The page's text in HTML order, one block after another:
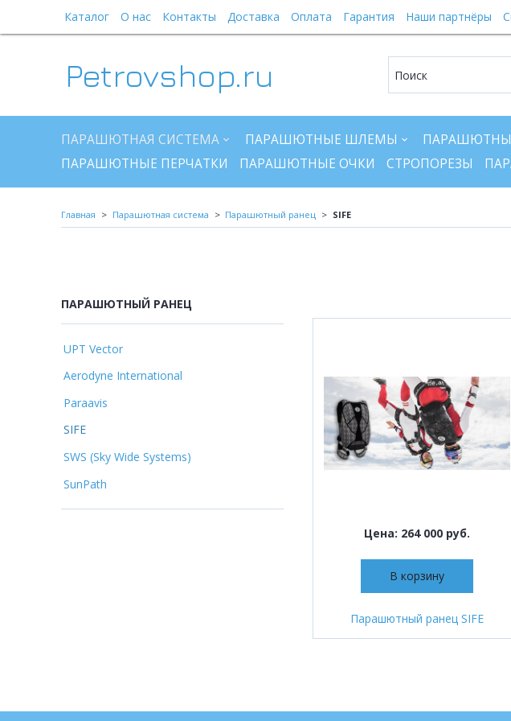
Каталог О нас Контакты Доставка Оплата Гарантия Наши партнёры
Petrovshop.ru
ПАРАШЮТНАЯ СИСТЕМА ПАРАШЮТНЫЕ ШЛЕМЫ
ПАРАШЮТНЫЕ ПЕРЧАТКИ
ПАРАШЮТНЫЕ ОЧКИ СТРОПОРЕЗЫ
Главная Парашютная система Парашютный ранец SIFE
Цена: 264 000 руб.
В корзину
Парашютный ранец SIFE
ПАРАШЮТНЫЙ РАНЕЦ
UPT Vector
Aerodyne International
Paraavis
SIFE
SWS (Sky Wide Systems)
SunPath